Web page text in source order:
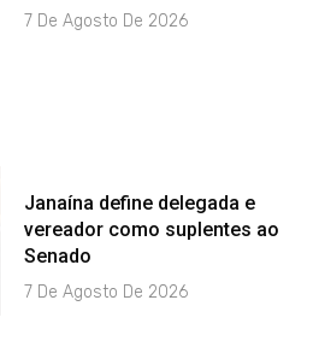
7 De Agosto De 2026
Janaína define delegada e
vereador como suplentes ao
Senado
7 De Agosto De 2026